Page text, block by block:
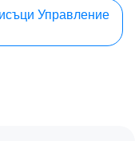
Управление